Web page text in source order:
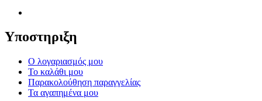
Υποστηριξη
Ο λογαριασμός μου
Το καλάθι μου
Παρακολούθηση παραγγελίας
Τα αγαπημένα μου